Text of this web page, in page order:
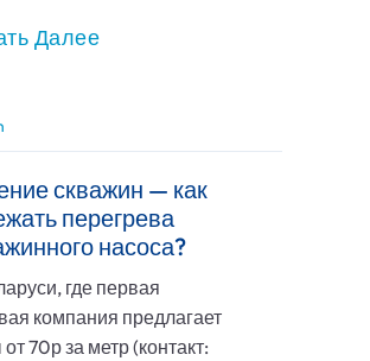
Далее
скважин — как
перегрева
насоса?
где первая
компания предлагает
70р за метр (контакт: